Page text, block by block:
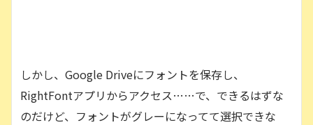
しかし、Google Driveにフォントを保存し、
RightFontアプリからアクセス……で、できるはずな
のだけど、フォントがグレーになってて選択できな